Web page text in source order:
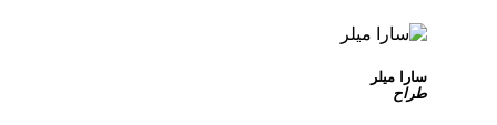
سارا میلر
طراح